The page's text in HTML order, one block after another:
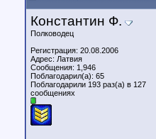
Константин Ф.
Полководец
Регистрация: 20.08.2006
Адрес: Латвия
Сообщения: 1,946
Поблагодарил(а): 65
Поблагодарили 193 раз(а) в 127
сообщениях